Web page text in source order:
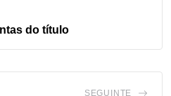
do título
SEGUINTE